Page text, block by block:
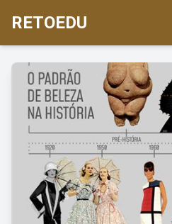
RETOEDU